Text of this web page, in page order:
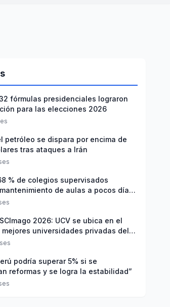
fórmulas presidenciales lograron
para las elecciones 2026
petróleo se dispara por encima de
tras ataques a Irán
% de colegios supervisados
de aulas a pocos días
año escolar 2026
2026: UCV se ubica en el
mejores universidades privadas del
podría superar 5% si se
reformas y se logra la estabilidad”